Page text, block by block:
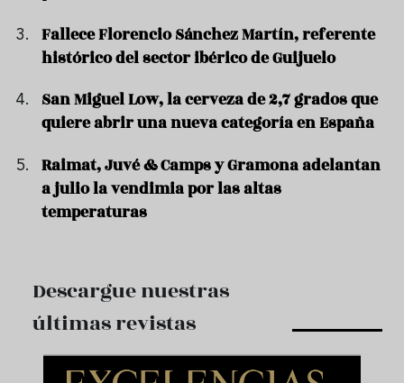
Fallece Florencio Sánchez Martín, referente
histórico del sector ibérico de Guijuelo
San Miguel Low, la cerveza de 2,7 grados que
quiere abrir una nueva categoría en España
Raimat, Juvé & Camps y Gramona adelantan
a julio la vendimia por las altas
temperaturas
Descargue nuestras
últimas revistas